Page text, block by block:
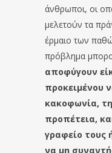
άνθρωποι, οι
μελετούν τα
έρμαιο των
πρόβλημα
αποφύγουν
προκειμένου
κακοφωνία,
προπέτεια,
γραφείο τους
να μη